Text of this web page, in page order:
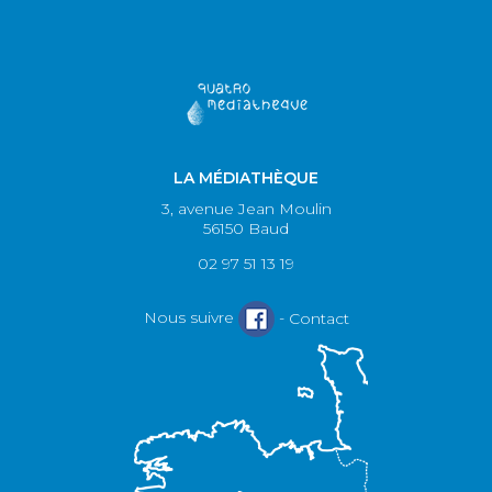
LA MÉDIATHÈQUE
3, avenue Jean Moulin
56150 Baud
02 97 51 13 19
Nous suivre - Contact